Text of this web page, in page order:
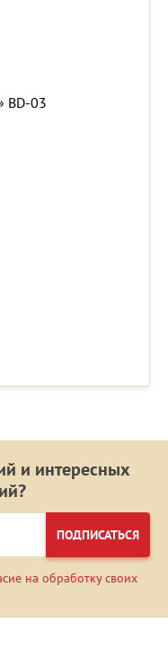
BD-03
и интересных
ПОДПИСАТЬСЯ
на обработку своих